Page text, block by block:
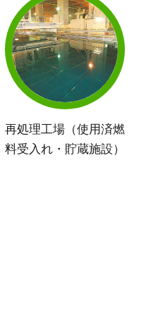
再処理工場（使用済燃
料受入れ・貯蔵施設）